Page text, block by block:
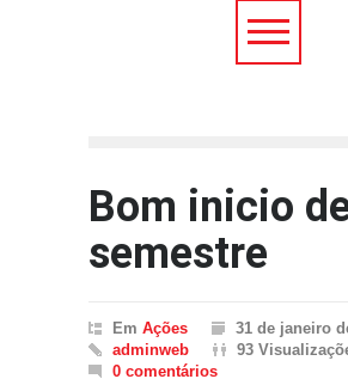
Bom inicio
semestre
Em Ações
31 de janeiro
adminweb
93
0 comentários